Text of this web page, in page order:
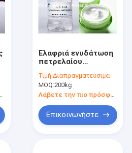
Ελαφριά ενυδάτωση
πετρελαίου
Cyclohexasiloxane
C13-16 Isoparaffin
σχεδίων καλωδίων
Τιμή:Διαπραγματεύσιμα
MOQ:200kg
Επικοινωνήστε